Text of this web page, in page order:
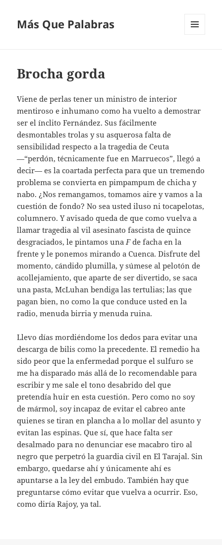
Más Que Palabras
Brocha gorda
Viene de perlas tener un ministro de interior
mentiroso e inhumano como ha vuelto a demostrar
ser el ínclito Fernández. Sus fácilmente
desmontables trolas y su asquerosa falta de
sensibilidad respecto a la tragedia de Ceuta
—“perdón, técnicamente fue en Marruecos”, llegó a
decir— es la coartada perfecta para que un tremendo
problema se convierta en pimpampum de chicha y
nabo. ¿Nos remangamos, tomamos aire y vamos a la
cuestión de fondo? No sea usted iluso ni tocapelotas,
columnero. Y avisado queda de que como vuelva a
llamar tragedia al vil asesinato fascista de quince
desgraciados, le pintamos unaFde facha en la
frente y le ponemos mirando a Cuenca. Disfrute del
momento, cándido plumilla, y súmese al pelotón de
acollejamiento, que aparte de ser divertido, se saca
una pasta, McLuhan bendiga las tertulias; las que
pagan bien, no como la que conduce usted en la
radio, menuda birria y menuda ruina.
Llevo días mordiéndome los dedos para evitar una
descarga de bilis como la precedente. El remedio ha
sido peor que la enfermedad porque el sulfuro se
me ha disparado más allá de lo recomendable para
escribir y me sale el tono desabrido del que
pretendía huir en esta cuestión. Pero como no soy
de mármol, soy incapaz de evitar el cabreo ante
quienes se tiran en plancha a lo mollar del asunto y
evitan las espinas. Que sí, que hace falta ser
desalmado para no denunciar ese macabro tiro al
negro que perpetró la guardia civil en El Tarajal. Sin
embargo, quedarse ahí y únicamente ahí es
apuntarse a la ley del embudo. También hay que
preguntarse cómo evitar que vuelva a ocurrir. Eso,
como diría Rajoy, ya tal.